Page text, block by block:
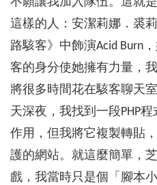
這樣的人：安潔莉娜．裘
路駭客》中飾演Acid Burn
客的身分使她擁有力量，
將很多時間花在駭客聊天
天深夜，我找到一段PHP
作用，但我將它複製轉貼
護的網站。就這麼簡單，
戲，我當時只是個「腳本